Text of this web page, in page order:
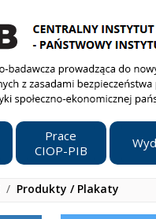
Prace
CIOP-PIB
/ Produkty / Plakaty